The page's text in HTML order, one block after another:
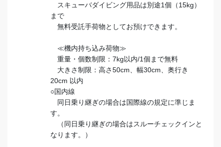
スキューバダイビング用品は別途1個（15kg）
まで
無料受託手荷物としてお預けできます。
≪機内持ち込み荷物≫
重量・個数制限：7kg以内/1個まで無料
大きさ制限：高さ50cm、幅30cm、奥行き
20cm 以内
○国内線
同日乗り継ぎの場合は国際線の規定に準じま
す。
（同日乗り継ぎの場合はスルーチェックインと
なります。）